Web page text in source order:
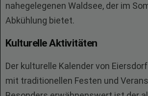
nahegelegenen Waldsee, der im
Abkühlung bietet.
Kulturelle Aktivitäten
Der kulturelle Kalender von
mit traditionellen Festen und